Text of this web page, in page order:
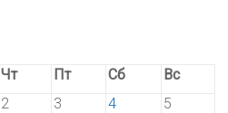
Чт Пт Сб
Вс
2 3 4
5